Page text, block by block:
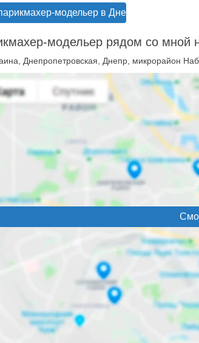
модельер в Днепре
модельер рядом со мной
Днепропетровская, Днепр, микрорайон